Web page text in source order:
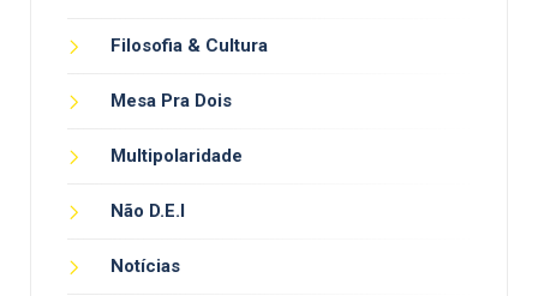
Filosofia & Cultura
Mesa Pra Dois
Multipolaridade
Não D.E.I
Notícias